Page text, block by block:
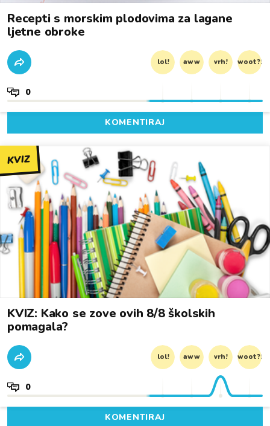
Recepti s morskim plodovima za lagane
ljetne obroke
lol! aww vrh! woot?!
0
KOMENTIRAJ
KVIZ
KVIZ: Kako se zove ovih 8/8 školskih
pomagala?
lol! aww vrh! woot?!
0
KOMENTIRAJ